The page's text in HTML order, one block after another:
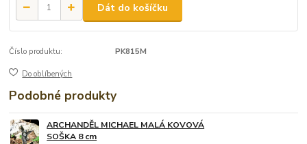
Dát do košíčku
Číslo produktu: PK815M
Do oblíbených
Podobné produkty
ARCHANDĚL MICHAEL MALÁ KOVOVÁ
SOŠKA 8 cm